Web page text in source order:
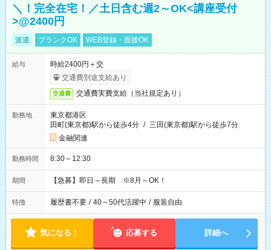
＼！完全在宅！／土日含む週2～OK<講座受付
>@2400円
派遣 ブランクOK WEB登録・面接OK
給与
時給2400円＋交
交通費別途支給あり
交通費 交通費実費支給（当社規定あり）
勤務地
東京都港区
田町(東京都)駅から徒歩4分 / 三田(東京都)駅から徒歩7分
金融関連
勤務時間 8:30～12:30
期間 【急募】即日～長期 ※8月～OK！
特徴 履歴書不要 / 40～50代活躍中 / 服装自由
気になる！ 応募する 詳細へ